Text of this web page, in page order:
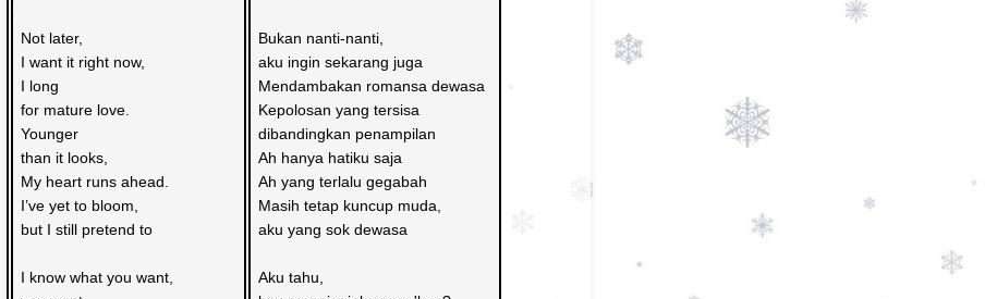
Not later,
I want it right now,
I long
for mature love.
Younger
than it looks,
My heart runs ahead.
I’ve yet to bloom,
but I still pretend to
I know what you want,
Bukan nanti-nanti,
aku ingin sekarang juga
Mendambakan romansa dewasa
Kepolosan yang tersisa
dibandingkan penampilan
Ah hanya hatiku saja
Ah yang terlalu gegabah
Masih tetap kuncup muda,
aku yang sok dewasa
Aku tahu,